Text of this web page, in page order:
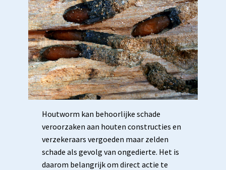
Houtworm kan behoorlijke schade
veroorzaken aan houten constructies en
verzekeraars vergoeden maar zelden
schade als gevolg van ongedierte. Het is
daarom belangrijk om direct actie te